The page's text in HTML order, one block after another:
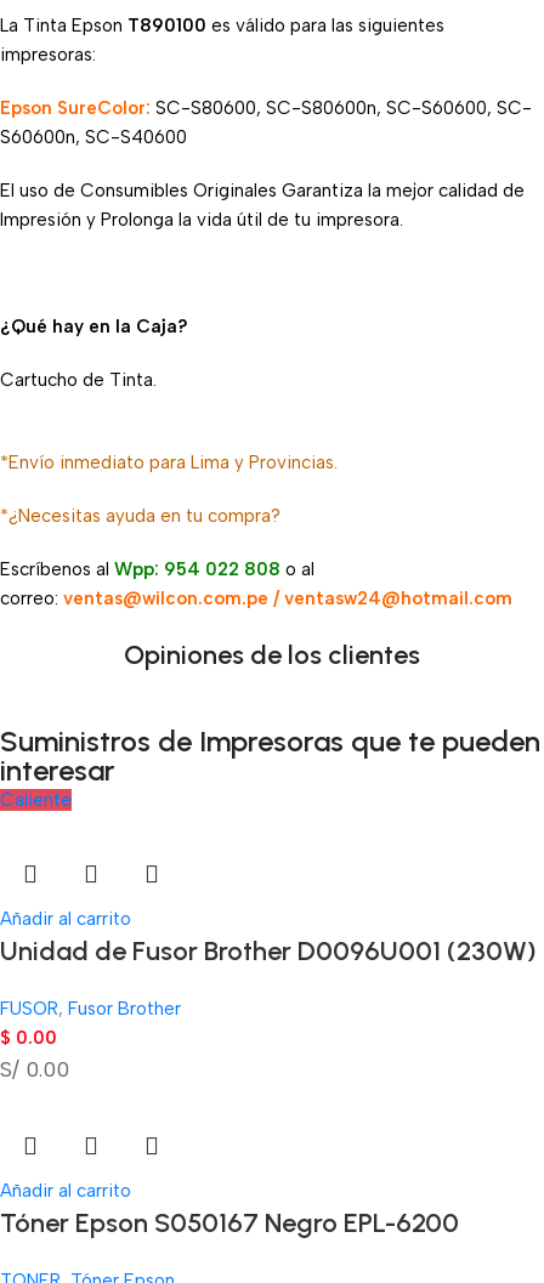
La Tinta Epson T890100 es válido para las siguientes
impresoras:
Epson SureColor: SC-S80600, SC-S80600n, SC-S60600, SC-
S60600n, SC-S40600
El uso de Consumibles Originales Garantiza la mejor calidad de
Impresión y Prolonga la vida útil de tu impresora.
¿Qué hay en la Caja?
Cartucho de Tinta.
*Envío inmediato para Lima y Provincias.
*¿Necesitas ayuda en tu compra?
Escríbenos al Wpp: 954 022 808 o al
correo: ventas@wilcon.com.pe / ventasw24@hotmail.com
Opiniones de los clientes
Suministros de Impresoras que te pueden
interesar
Caliente
Añadir al carrito
Unidad de Fusor Brother D0096U001 (230W)
FUSOR, Fusor Brother
$ 0.00
S/ 0.00
Añadir al carrito
Tóner Epson S050167 Negro EPL-6200